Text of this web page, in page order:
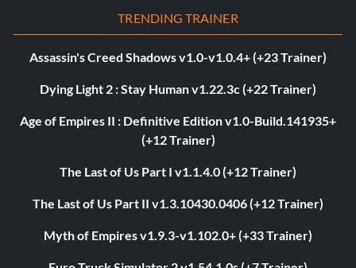
TRENDING TRAINER
Assassin's Creed Shadows v1.0-v1.0.4+ (+23 Trainer)
Dying Light 2 : Stay Human v1.22.3c (+22 Trainer)
Age of Empires II : Definitive Edition v1.0-Build.141935+
(+12 Trainer)
The Last of Us Part I v1.1.4.0 (+12 Trainer)
The Last of Us Part II v1.3.10430.0406 (+12 Trainer)
Myth of Empires v1.9.3-v1.102.0+ (+33 Trainer)